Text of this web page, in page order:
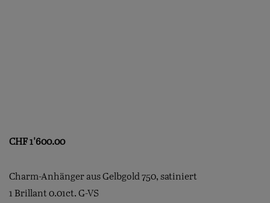
CHF1'600.00
Charm-Anhänger aus Gelbgold 750, satiniert
1 Brillant 0.01ct. G-VS